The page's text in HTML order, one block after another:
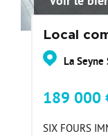
Local
La
189 000
SIX FOURS